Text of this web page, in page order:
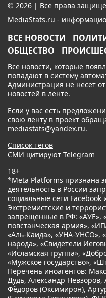
© 2026 | Все права
MediaStats.ru -
ВСЕ НОВОСТИ
ОБЩЕСТВО
Все новости, которые
попадают в систему
Администрация не несет
новостей в ленте.
Если у вас есть
свою ленту в проект
mediastats@yandex.ru.
Список тегов
СМИ цитируют Telegram
18+
*Meta Platforms признана
деятельность в России
социальные сети
Экстремистские и
запрещенные в РФ: «АУЕ»,
повстанческая армия»,
«Аль-Каида», «УНА-УНСО»,
народа», «Свидетели
«Исламская группа»,
«Мужское государство»,
Перечень иноагентов:
Дудь, Александр
Фёдоров (Оксимирон),